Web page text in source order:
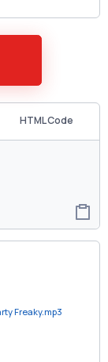
HTML Code
Freaky.mp3